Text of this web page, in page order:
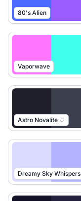
80's Alien
Vaporwave
Astro Novalite ♡
Dreamy Sky Whispers